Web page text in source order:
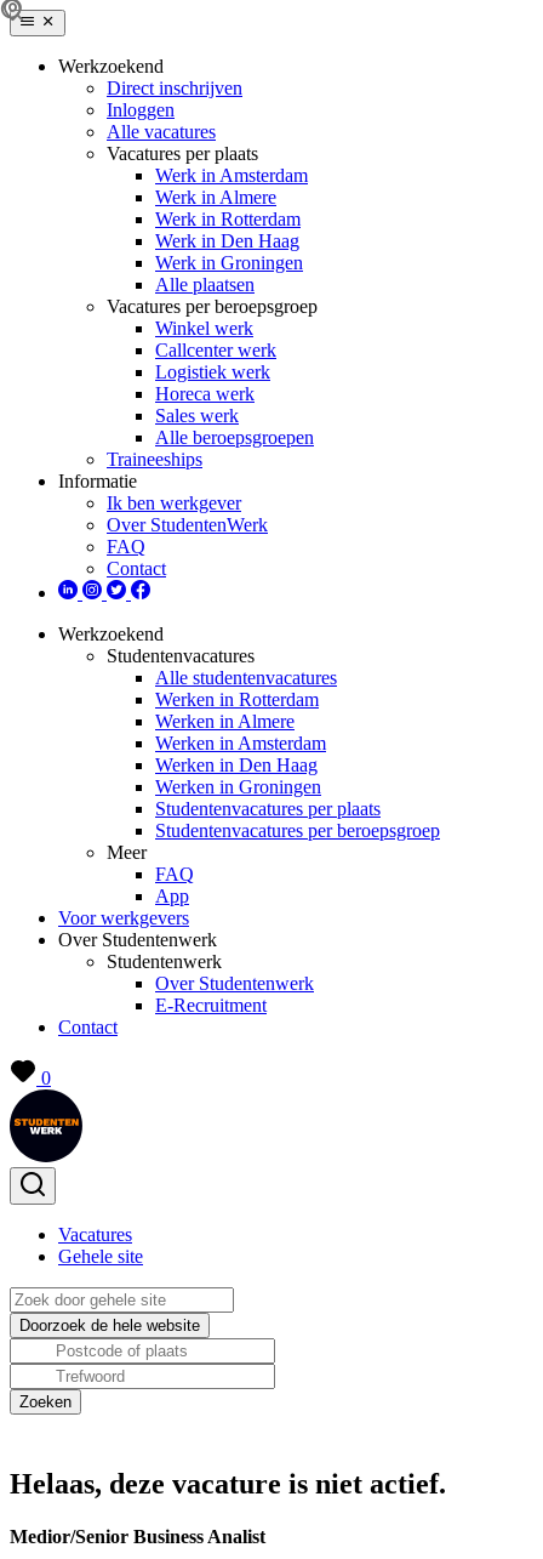
Werkzoekend
Direct inschrijven
Inloggen
Alle vacatures
Vacatures per plaats
Werk in Amsterdam
Werk in Almere
Werk in Rotterdam
Werk in Den Haag
Werk in Groningen
Alle plaatsen
Vacatures per beroepsgroep
Winkel werk
Callcenter werk
Logistiek werk
Horeca werk
Sales werk
Alle beroepsgroepen
Traineeships
Informatie
Ik ben werkgever
Over StudentenWerk
FAQ
Contact
Werkzoekend
Studentenvacatures
Alle studentenvacatures
Werken in Rotterdam
Werken in Almere
Werken in Amsterdam
Werken in Den Haag
Werken in Groningen
Studentenvacatures per plaats
Studentenvacatures per beroepsgroep
Meer
FAQ
App
Voor werkgevers
Over Studentenwerk
Studentenwerk
Over Studentenwerk
E-Recruitment
Contact
0
Vacatures
Gehele site
Helaas, deze vacature is niet actief.
Medior/Senior Business Analist